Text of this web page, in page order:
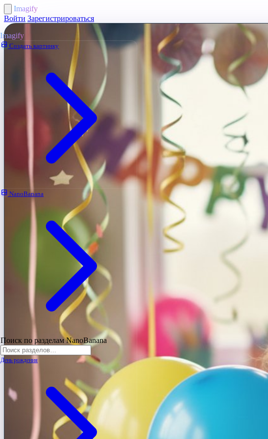
Imagify
Войти Зарегистрироваться
Imagify
Создать картинку
NanoBanana
Поиск по разделам NanoBanana
День рождения